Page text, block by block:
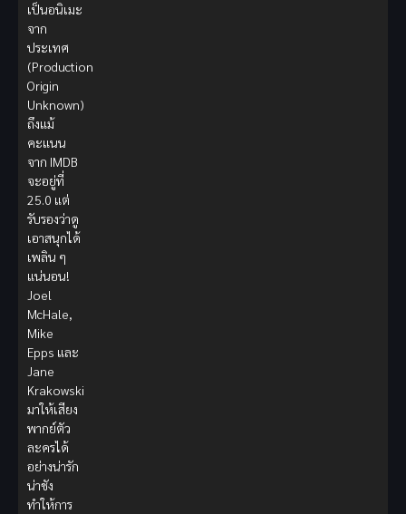
เป็นอนิเมะ
จาก
ประเทศ
(Production
Origin
Unknown)
ถึงแม้
คะแนน
จาก IMDB
จะอยู่ที่
25.0 แต่
รับรองว่าดู
เอาสนุกได้
เพลิน ๆ
แน่นอน!
Joel
McHale,
Mike
Epps และ
Jane
Krakowski
มาให้เสียง
พากย์ตัว
ละครได้
อย่างน่ารัก
น่าชัง
ทำให้การ